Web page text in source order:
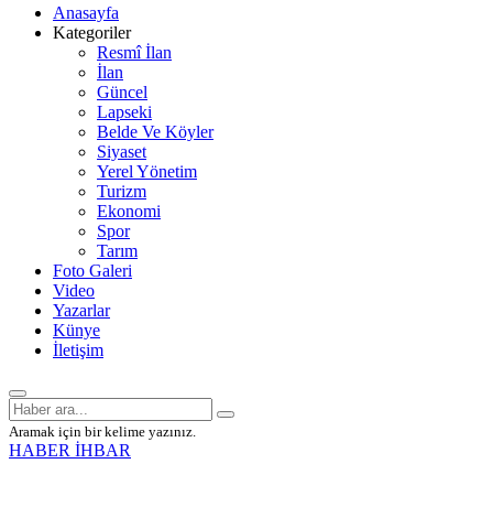
Anasayfa
Kategoriler
Resmî İlan
İlan
Güncel
Lapseki
Belde Ve Köyler
Siyaset
Yerel Yönetim
Turizm
Ekonomi
Spor
Tarım
Foto Galeri
Video
Yazarlar
Künye
İletişim
Aramak için bir kelime yazınız.
HABER İHBAR